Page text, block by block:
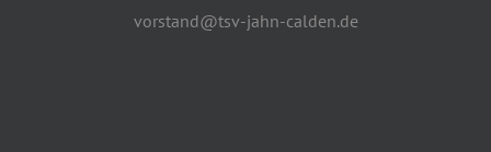
vorstand@tsv-jahn-calden.de